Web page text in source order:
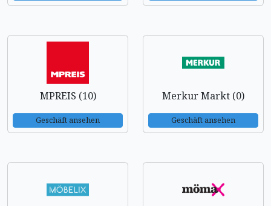
MPREIS (10)
Geschäft ansehen
Merkur Markt (0)
Geschäft ansehen